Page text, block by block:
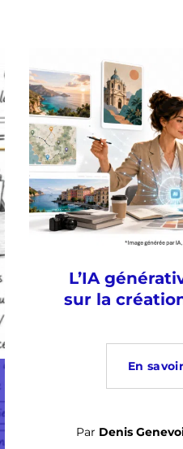
L’IA
sur la
En
Par Denis